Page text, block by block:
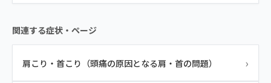
関連する症状・ページ
肩こり・首こり（頭痛の原因となる肩・首の問題） ›